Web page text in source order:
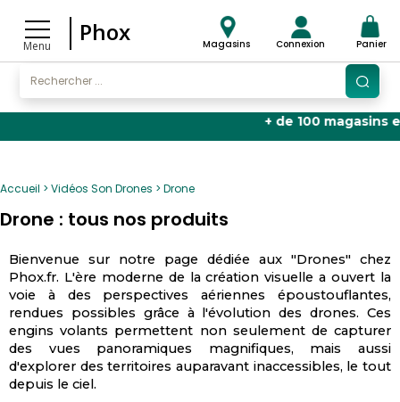
Menu
Phox Magasins Connexion Panier
+ de 100 magasins en
Accueil Vidéos Son Drones Drone
Drone : tous nos produits
Bienvenue sur notre page dédiée aux "Drones" chez
Phox.fr. L'ère moderne de la création visuelle a ouvert la
voie à des perspectives aériennes époustouflantes,
rendues possibles grâce à l'évolution des drones. Ces
engins volants permettent non seulement de capturer
des vues panoramiques magnifiques, mais aussi
d'explorer des territoires auparavant inaccessibles, le tout
depuis le ciel.